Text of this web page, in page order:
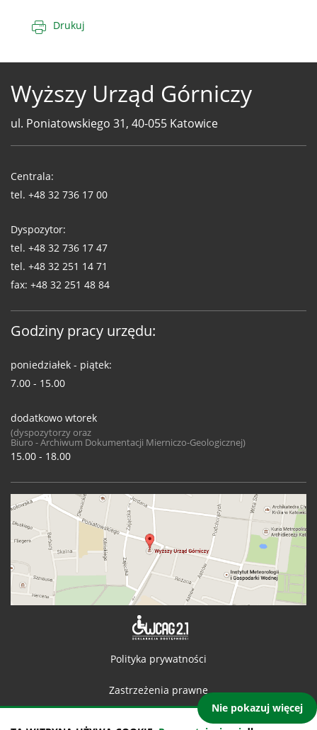
Nie pokazuj więcej
Drukuj
Wyższy Urząd Górniczy
ul. Poniatowskiego 31, 40-055 Katowice
WUG
Centrala:
tel. +48 32 736 17 00
Dyspozytor:
tel. +48 32 736 17 47
tel. +48 32 251 14 71
fax: +48 32 251 48 84
Godziny pracy urzędu:
poniedziałek - piątek:
7.00 - 15.00
dodatkowo wtorek
(dyspozytorzy oraz
Biuro - Archiwum Dokumentacji Mierniczo-Geologicznej)
15.00 - 18.00
Polityka prywatności
Zastrzeżenia prawne